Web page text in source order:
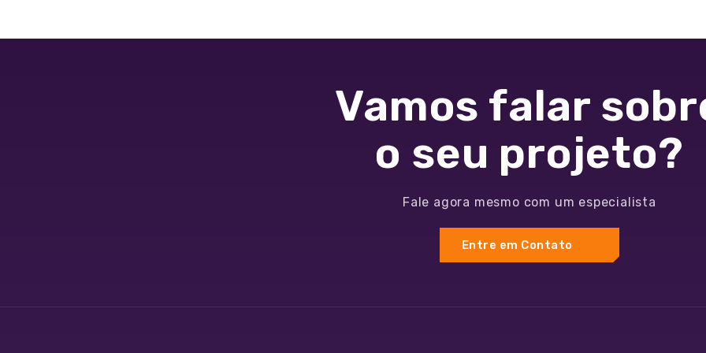
Vamos falar
o seu projeto?
Fale agora mesmo com um especialista
Entre em Contato